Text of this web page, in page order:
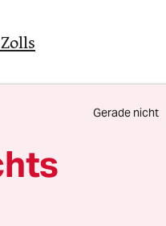
Gerade nicht